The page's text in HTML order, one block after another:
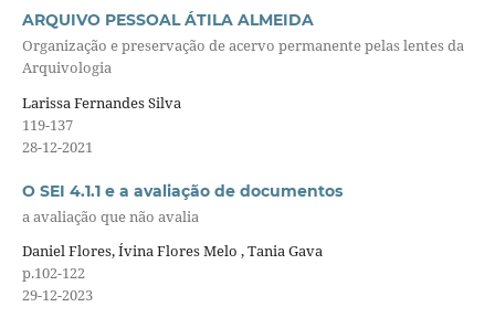
ARQUIVO PESSOAL ÁTILA ALMEIDA
Organização e preservação de acervo permanente pelas lentes da
Arquivologia
Larissa Fernandes Silva
119-137
28-12-2021
O SEI 4.1.1 e a avaliação de documentos
a avaliação que não avalia
Daniel Flores, Ívina Flores Melo , Tania Gava
p.102-122
29-12-2023